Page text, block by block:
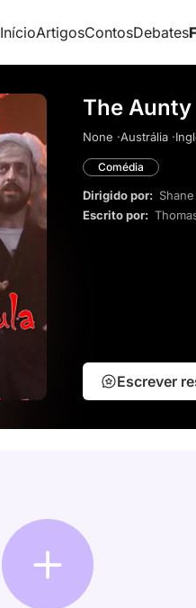
InícioArtigosContosDebates
The
None ·Austrália ·
Comédia
Dirigido por:
Escrito por:
Escrever